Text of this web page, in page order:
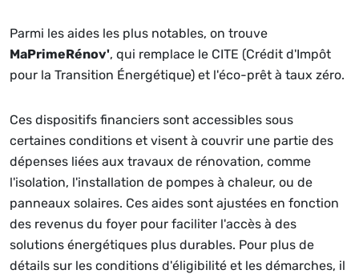
Parmi les aides les plus notables, on trouve
MaPrimeRénov', qui remplace le CITE (Crédit d'Impôt
pour la Transition Énergétique) et l'éco-prêt à taux zéro.
Ces dispositifs financiers sont accessibles sous
certaines conditions et visent à couvrir une partie des
dépenses liées aux travaux de rénovation, comme
l'isolation, l'installation de pompes à chaleur, ou de
panneaux solaires. Ces aides sont ajustées en fonction
des revenus du foyer pour faciliter l'accès à des
solutions énergétiques plus durables. Pour plus de
détails sur les conditions d'éligibilité et les démarches, il